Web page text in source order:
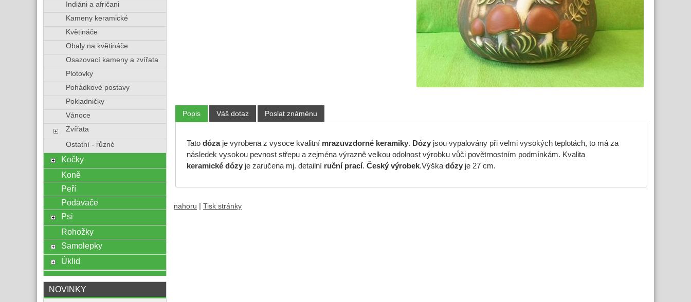
Popis Váš dotaz Poslat známénu
Tato dózaje vyrobena z vysoce kvalitnímrazuvzdorné keramiky. Dózyjsou vypalovány při velmi vysokých teplotách, to má za
následek vysokou pevnost střepu a zejména výrazně velkou odolnost výrobku vůči povětrnostním podmínkám. Kvalita
keramické dózyje zaručena mj. detailní ruční prací. Český výrobek.Výška dózyje 27 cm.
nahoru Tisk stránky
Indiáni a afričani
Kameny keramické
Květináče
Obaly na květináče
Osazovací kameny a zvířata
Plotovky
Pohádkové postavy
Pokladničky
Vánoce
Zvířata
Ostatní - různé
Kočky
Koně
Peří
Podavače
Psi
Rohožky
Samolepky
Úklid
NOVINKY